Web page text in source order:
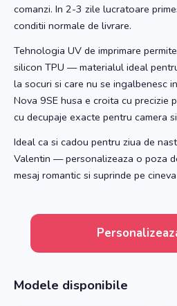
comanzi. In 2-3 zile lucratoare
conditii normale de livrare.
Tehnologia UV de imprimare
silicon TPU — materialul ideal
la socuri si care nu se ingalbenesc
Nova 9SE husa e croita cu precizie
cu decupaje exacte pentru camera
Ideal ca si cadou pentru ziua de
Valentin — personalizeaza o poza
mesaj romantic si suprinde pe
Modele disponibile